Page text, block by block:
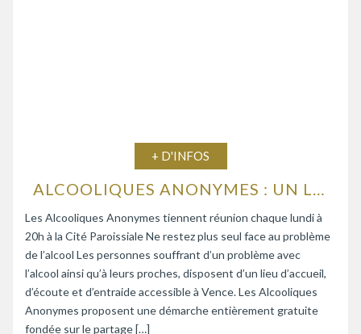
+ D'INFOS
ALCOOLIQUES ANONYMES : UN LIEU D’ÉCOUTE ET D’ENTRAIDE
Les Alcooliques Anonymes tiennent réunion chaque lundi à
20h à la Cité Paroissiale Ne restez plus seul face au problème
de l’alcool Les personnes souffrant d’un problème avec
l’alcool ainsi qu’à leurs proches, disposent d’un lieu d’accueil,
d’écoute et d’entraide accessible à Vence. Les Alcooliques
Anonymes proposent une démarche entièrement gratuite
fondée sur le partage […]